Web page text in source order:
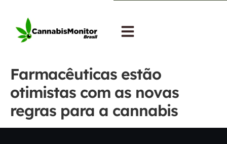
Farmacêuticas estão
otimistas com as novas
regras para a cannabis